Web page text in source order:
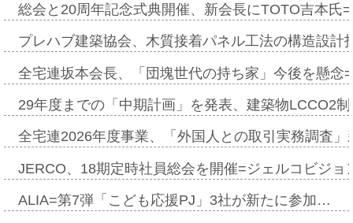
総会と20周年記念式典開催、新会長にTOTO吉本氏
プレハブ建築協会、木質接着パネル工法の構造設
全宅連坂本会長、「団塊世代の持ち家」今後を懸
29年度までの「中期計画」を発表、建築物LCCO2
全宅連2026年度事業、「外国人との取引実務調査
JERCO、18期定時社員総会を開催=ジェルコビジ
ALIA=第7弾「こども応援PJ」3社が新たに参加…